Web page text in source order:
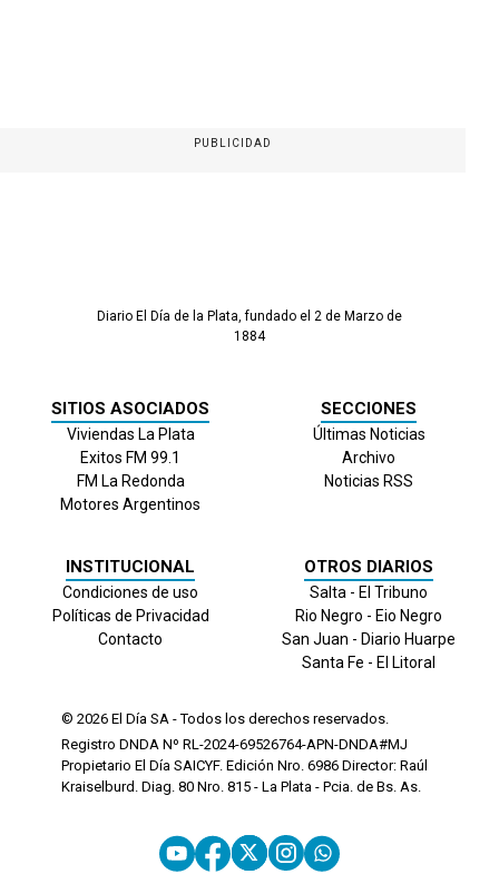
PUBLICIDAD
Diario El Día de la Plata, fundado el 2 de Marzo de
1884
SITIOS ASOCIADOS
Viviendas La Plata
Exitos FM 99.1
FM La Redonda
Motores Argentinos
SECCIONES
Últimas Noticias
Archivo
Noticias RSS
INSTITUCIONAL
Condiciones de uso
Políticas de Privacidad
Contacto
OTROS DIARIOS
Salta - El Tribuno
Rio Negro - Eio Negro
San Juan - Diario Huarpe
Santa Fe - El Litoral
© 2026 El Día SA - Todos los derechos reservados.
Registro DNDA Nº RL-2024-69526764-APN-DNDA#MJ
Propietario El Día SAICYF. Edición Nro. 6986 Director: Raúl
Kraiselburd. Diag. 80 Nro. 815 - La Plata - Pcia. de Bs. As.